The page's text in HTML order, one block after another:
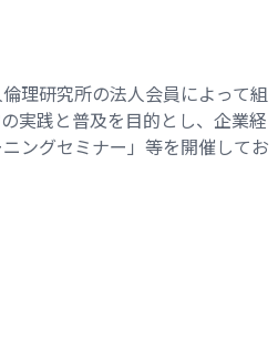
理研究所の法人会員によって組
実践と普及を目的とし、企業経
ングセミナー」等を開催してお